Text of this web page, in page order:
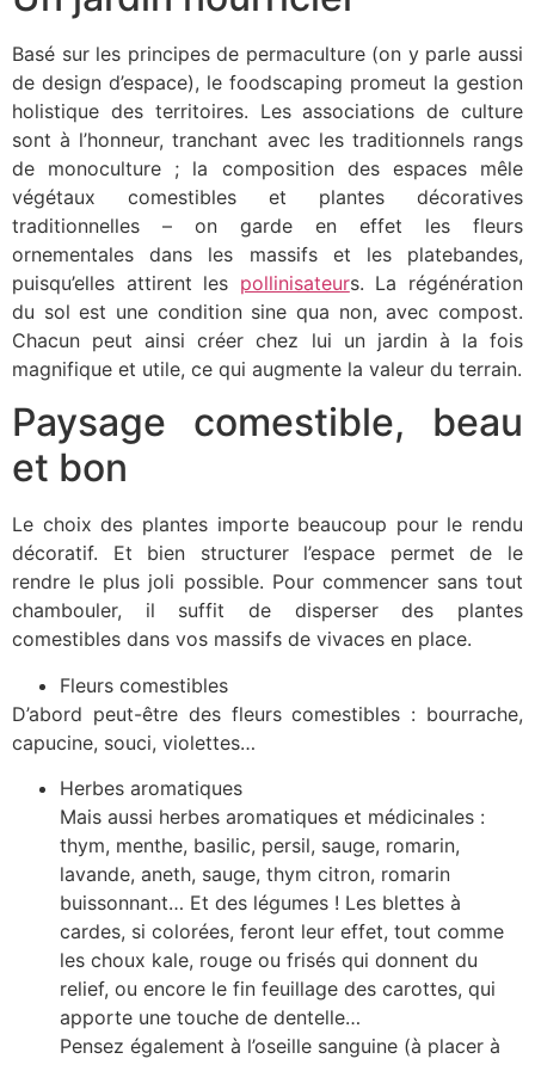
Basé sur les principes de permaculture (on y parle aussi
de design d’espace), le foodscaping promeut la gestion
holistique des territoires. Les associations de culture
sont à l’honneur, tranchant avec les traditionnels rangs
de monoculture ; la composition des espaces mêle
végétaux comestibles et plantes décoratives
traditionnelles – on garde en effet les fleurs
ornementales dans les massifs et les platebandes,
puisqu’elles attirent les pollinisateurs. La régénération
du sol est une condition sine qua non, avec compost.
Chacun peut ainsi créer chez lui un jardin à la fois
magnifique et utile, ce qui augmente la valeur du terrain.
Paysage comestible, beau
et bon
Le choix des plantes importe beaucoup pour le rendu
décoratif. Et bien structurer l’espace permet de le
rendre le plus joli possible. Pour commencer sans tout
chambouler, il suffit de disperser des plantes
comestibles dans vos massifs de vivaces en place.
Fleurs comestibles
D’abord peut-être des fleurs comestibles : bourrache,
capucine, souci, violettes…
Herbes aromatiques
Mais aussi herbes aromatiques et médicinales :
thym, menthe, basilic, persil, sauge, romarin,
lavande, aneth, sauge, thym citron, romarin
buissonnant… Et des légumes ! Les blettes à
cardes, si colorées, feront leur effet, tout comme
les choux kale, rouge ou frisés qui donnent du
relief, ou encore le fin feuillage des carottes, qui
apporte une touche de dentelle…
Pensez également à l’oseille sanguine (à placer à